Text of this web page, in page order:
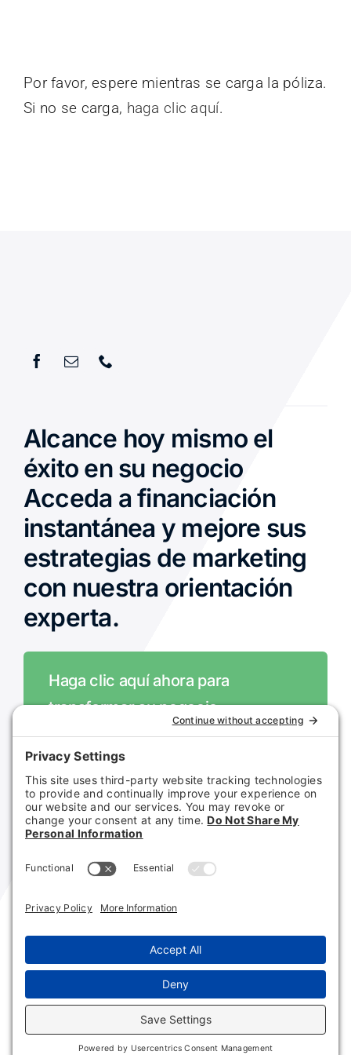
Por favor, espere mientras se carga la póliza.
Si no se carga, haga clic aquí.
Alcance hoy mismo el
éxito en su negocio
Acceda a financiación
instantánea y mejore sus
estrategias de marketing
con nuestra orientación
experta.
Haga clic aquí ahora para
transformar su negocio
Contacte con nosotros
POLÍTICA DE PRIVACIDAD
DESCARGO DE RESPONSABILIDAD
CONDICIONES DE USO
POLÍTICA DE COOKIES
English(Inglés) Español